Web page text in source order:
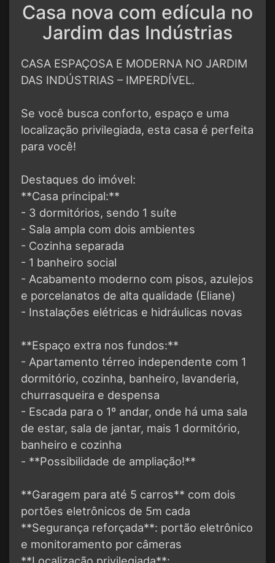
Casa nova com edícula no
Jardim das Indústrias
CASA ESPAÇOSA E MODERNA NO JARDIM
DAS INDÚSTRIAS – IMPERDÍVEL.
Se você busca conforto, espaço e uma
localização privilegiada, esta casa é perfeita
para você!
Destaques do imóvel:
**Casa principal:**
- 3 dormitórios, sendo 1 suíte
- Sala ampla com dois ambientes
- Cozinha separada
- 1 banheiro social
- Acabamento moderno com pisos, azulejos
e porcelanatos de alta qualidade (Eliane)
- Instalações elétricas e hidráulicas novas
**Espaço extra nos fundos:**
- Apartamento térreo independente com 1
dormitório, cozinha, banheiro, lavanderia,
churrasqueira e despensa
- Escada para o 1º andar, onde há uma sala
de estar, sala de jantar, mais 1 dormitório,
banheiro e cozinha
- **Possibilidade de ampliação!**
**Garagem para até 5 carros** com dois
portões eletrônicos de 5m cada
**Segurança reforçada**: portão eletrônico
e monitoramento por câmeras